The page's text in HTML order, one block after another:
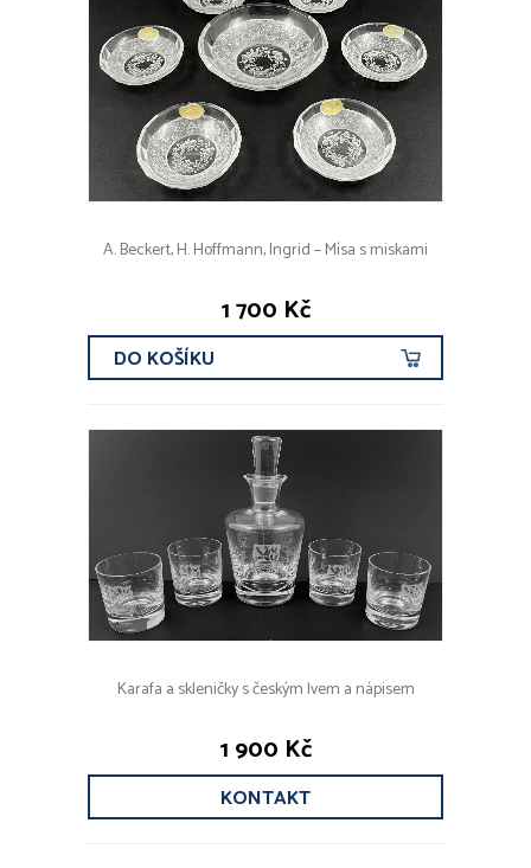
A. Beckert, H. Hoffmann, Ingrid – Mísa s miskami
1 700 Kč
DO KOŠÍKU
Karafa a skleničky s českým lvem a nápisem
1 900 Kč
KONTAKT